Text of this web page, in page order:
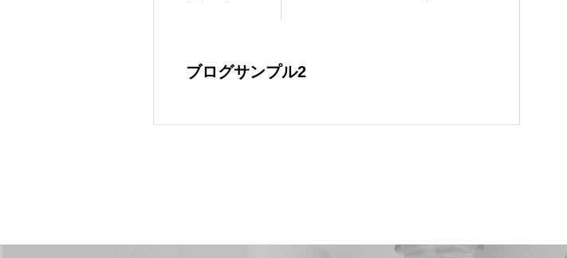
ブログサンプル2